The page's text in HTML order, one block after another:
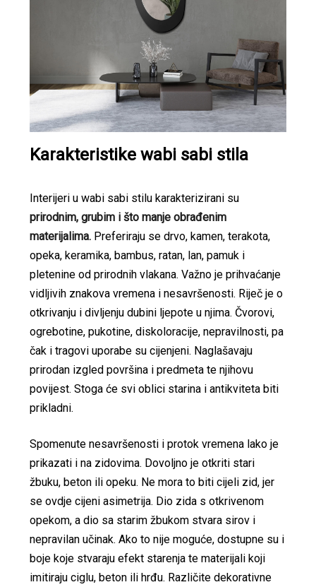
Karakteristike wabi sabi stila
Interijeri u wabi sabi stilu karakterizirani su
prirodnim, grubim i što manje obrađenim
materijalima. Preferiraju se drvo, kamen, terakota,
opeka, keramika, bambus, ratan, lan, pamuk i
pletenine od prirodnih vlakana. Važno je prihvaćanje
vidljivih znakova vremena i nesavršenosti. Riječ je o
otkrivanju i divljenju dubini ljepote u njima. Čvorovi,
ogrebotine, pukotine, diskoloracije, nepravilnosti, pa
čak i tragovi uporabe su cijenjeni. Naglašavaju
prirodan izgled površina i predmeta te njihovu
povijest. Stoga će svi oblici starina i antikviteta biti
prikladni.
Spomenute nesavršenosti i protok vremena lako je
prikazati i na zidovima. Dovoljno je otkriti stari
žbuku, beton ili opeku. Ne mora to biti cijeli zid, jer
se ovdje cijeni asimetrija. Dio zida s otkrivenom
opekom, a dio sa starim žbukom stvara sirov i
nepravilan učinak. Ako to nije moguće, dostupne su i
boje koje stvaraju efekt starenja te materijali koji
imitiraju ciglu, beton ili hrđu. Različite dekorativne